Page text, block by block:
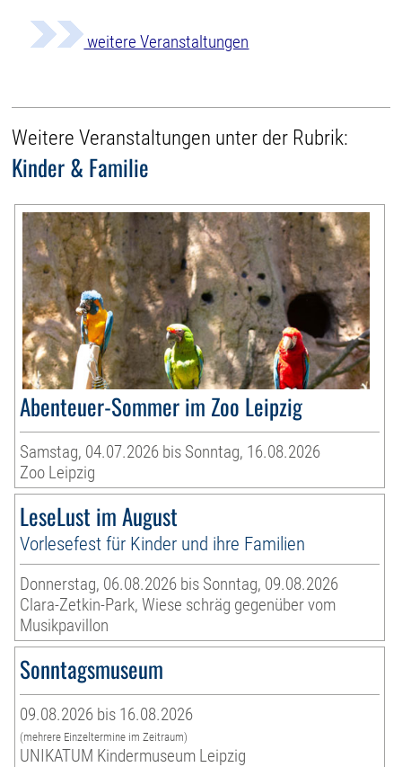
weitere Veranstaltungen
Weitere Veranstaltungen unter der Rubrik:
Kinder & Familie
Abenteuer-Sommer im Zoo Leipzig
Samstag, 04.07.2026 bis Sonntag, 16.08.2026
Zoo Leipzig
LeseLust im August
Vorlesefest für Kinder und ihre Familien
Donnerstag, 06.08.2026 bis Sonntag, 09.08.2026
Clara-Zetkin-Park, Wiese schräg gegenüber vom
Musikpavillon
Sonntagsmuseum
09.08.2026 bis 16.08.2026
(mehrere Einzeltermine im Zeitraum)
UNIKATUM Kindermuseum Leipzig